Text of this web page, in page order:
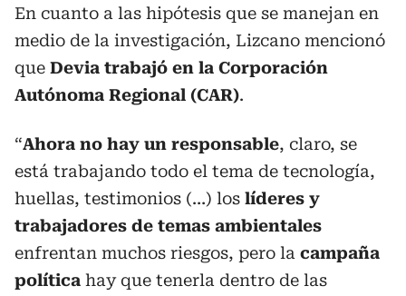
En cuanto a las hipótesis que se manejan en
medio de la investigación, Lizcano mencionó
que Devia trabajó en la Corporación
Autónoma Regional (CAR).
“Ahora no hay un responsable, claro, se
está trabajando todo el tema de tecnología,
huellas, testimonios (…) los líderes y
trabajadores de temas ambientales
enfrentan muchos riesgos, pero la campaña
política hay que tenerla dentro de las